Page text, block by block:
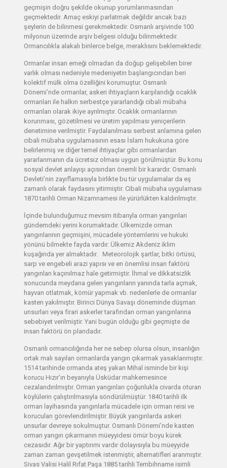
geçmişin doğru şekilde okunup yorumlanmasından
geçmektedir. Amaç eskiyi parlatmak değildir ancak bazı
şeylerin de bilinmesi gerekmektedir. Osmanlı arşivinde 100
milyonun üzerinde arşiv belgesi olduğu bilinmektedir.
Ormancılıkla alakalı binlerce belge, meraklısını beklemektedir.
Ormanlar insan emeği olmadan da doğup gelişebilen birer
varlık olması nedeniyle medeniyetin başlangıcından beri
kolektif mülk olma özelliğini korumuştur. Osmanlı
Dönemi’nde ormanlar, askeri ihtiyaçların karşılandığı ocaklık
ormanları ile halkın serbestçe yararlandığı cibali mübaha
ormanları olarak ikiye ayrılmıştır. Ocaklık ormanlarının
korunması, gözetilmesi ve üretim yapılması yeniçerilerin
denetimine verilmiştir. Faydalanılması serbest anlamına gelen
cibali mübaha uygulamasının esası İslam hukukuna göre
belirlenmiş ve diğer temel ihtiyaçlar gibi ormanlardan
yararlanmanın da ücretsiz olması uygun görülmüştür. Bu konu
sosyal devlet anlayışı açısından önemli bir karardır. Osmanlı
Devleti’nin zayıflamasıyla birlikte bu tür uygulamalar da eş
zamanlı olarak faydasını yitirmiştir. Cibali mübaha uygulaması
1870 tarihli Orman Nizamnamesi ile yürürlükten kaldırılmıştır.
İçinde bulunduğumuz mevsim itibarıyla orman yangınları
gündemdeki yerini korumaktadır. Ülkemizde orman
yangınlarının geçmişini, mücadele yöntemlerini ve hukuki
yönünü bilmekte fayda vardır. Ülkemiz Akdeniz iklim
kuşağında yer almaktadır. Meteorolojik şartlar, bitki örtüsü,
sarp ve engebeli arazi yapısı ve en önemlisi insan faktörü
yangınları kaçınılmaz hale getirmiştir. İhmal ve dikkatsizlik
sonucunda meydana gelen yangınların yanında tarla açmak,
hayvan otlatmak, kömür yapmak vb. nedenlerle de ormanlar
kasten yakılmıştır. Birinci Dünya Savaşı döneminde düşman
unsurları veya firari askerler tarafından orman yangınlarına
sebebiyet verilmiştir. Yani bugün olduğu gibi geçmişte de
insan faktörü ön plandadır.
Osmanlı ormancılığında her ne sebep olursa olsun, insanlığın
ortak malı sayılan ormanlarda yangın çıkarmak yasaklanmıştır.
1514 tarihinde ormanda ateş yakan Mihal isminde bir kişi
korucu Hızır’ın beyanıyla Üsküdar mahkemesince
cezalandırılmıştır. Orman yangınları çoğunlukla civarda oturan
köylülerin çalıştırılmasıyla söndürülmüştür. 1840 tarihli ilk
orman layihasında yangınlarla mücadele için orman reisi ve
korucuları görevlendirilmiştir. Büyük yangınlarda askeri
unsurlar devreye sokulmuştur. Osmanlı Dönemi’nde kasten
orman yangın çıkarmanın müeyyidesi ömür boyu kürek
cezasıdır. Ağır bir yaptırımı vardır dolayısıyla bu müeyyide
zaman zaman gevşetilmek istenmiştir, alternatifleri aranmıştır.
Sivas Valisi Halil Rıfat Paşa 1885 tarihli Tembihname isimli